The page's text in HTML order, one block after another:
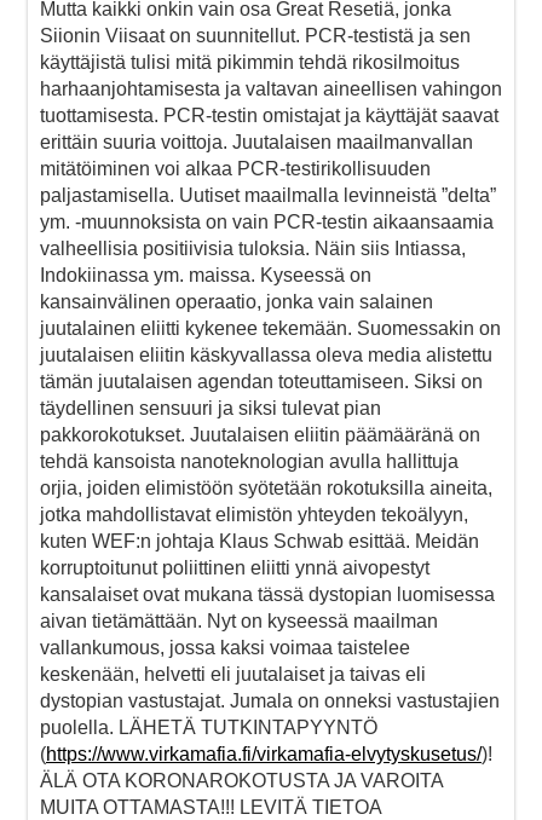
Mutta kaikki onkin vain osa Great Resetiä, jonka
Siionin Viisaat on suunnitellut. PCR-testistä ja sen
käyttäjistä tulisi mitä pikimmin tehdä rikosilmoitus
harhaanjohtamisesta ja valtavan aineellisen vahingon
tuottamisesta. PCR-testin omistajat ja käyttäjät saavat
erittäin suuria voittoja. Juutalaisen maailmanvallan
mitätöiminen voi alkaa PCR-testirikollisuuden
paljastamisella. Uutiset maailmalla levinneistä ”delta”
ym. -muunnoksista on vain PCR-testin aikaansaamia
valheellisia positiivisia tuloksia. Näin siis Intiassa,
Indokiinassa ym. maissa. Kyseessä on
kansainvälinen operaatio, jonka vain salainen
juutalainen eliitti kykenee tekemään. Suomessakin on
juutalaisen eliitin käskyvallassa oleva media alistettu
tämän juutalaisen agendan toteuttamiseen. Siksi on
täydellinen sensuuri ja siksi tulevat pian
pakkorokotukset. Juutalaisen eliitin päämääränä on
tehdä kansoista nanoteknologian avulla hallittuja
orjia, joiden elimistöön syötetään rokotuksilla aineita,
jotka mahdollistavat elimistön yhteyden tekoälyyn,
kuten WEF:n johtaja Klaus Schwab esittää. Meidän
korruptoitunut poliittinen eliitti ynnä aivopestyt
kansalaiset ovat mukana tässä dystopian luomisessa
aivan tietämättään. Nyt on kyseessä maailman
vallankumous, jossa kaksi voimaa taistelee
keskenään, helvetti eli juutalaiset ja taivas eli
dystopian vastustajat. Jumala on onneksi vastustajien
puolella. LÄHETÄ TUTKINTAPYYNTÖ
(https://www.virkamafia.fi/virkamafia-elvytyskusetus/)!
ÄLÄ OTA KORONAROKOTUSTA JA VAROITA
MUITA OTTAMASTA!!! LEVITÄ TIETOA